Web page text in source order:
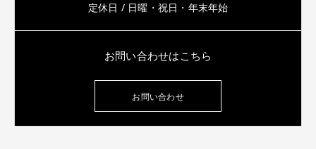
定休日 / 日曜・祝日・年末年始
お問い合わせはこちら
お問い合わせ